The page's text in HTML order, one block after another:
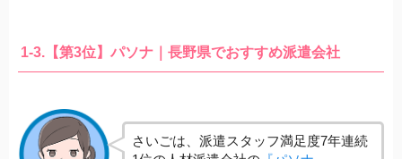
1-3.【第3位】パソナ｜長野県でおすすめ派遣会社
さいごは、派遣スタッフ満足度7年連続